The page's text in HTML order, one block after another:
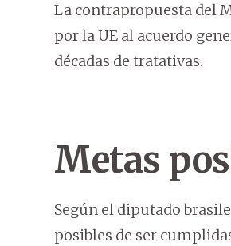
La contrapropuesta del
por la UE al acuerdo
décadas de tratativas.
Metas
Según el diputado
posibles de ser